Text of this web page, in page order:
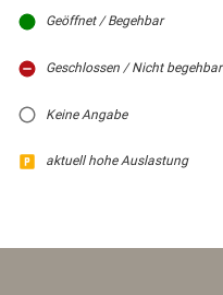
Geöffnet / Begehbar
Geschlossen / Nicht begehbar
Keine Angabe
aktuell hohe Auslastung